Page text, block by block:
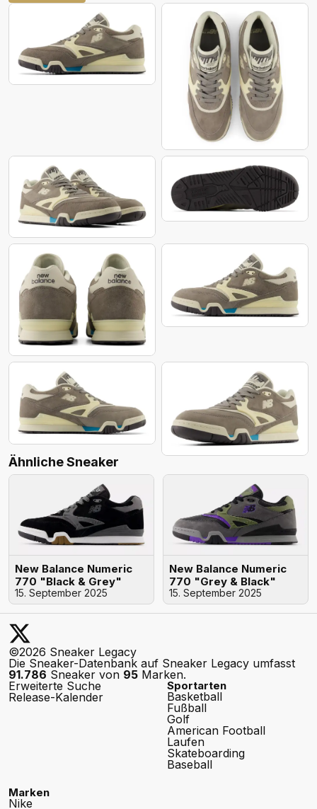
Ähnliche Sneaker
New Balance Numeric
770 "Black & Grey"
15. September 2025
New Balance Numeric
770 "Grey & Black"
15. September 2025
©2026 Sneaker Legacy
Die Sneaker-Datenbank auf Sneaker Legacy umfasst
91.786 Sneaker von 95 Marken.
Erweiterte Suche
Release-Kalender
Sportarten
Basketball
Fußball
Golf
American Football
Laufen
Skateboarding
Baseball
Marken
Nike